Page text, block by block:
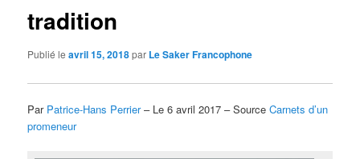
tradition
Publié leavril 15, 2018par Le Saker Francophone
Par Patrice-Hans Perrier– Le 6 avril 2017 – SourceCarnets d’un
promeneur